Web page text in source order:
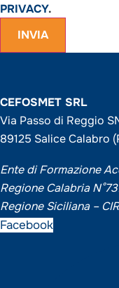
PRIVACY.
INVIA
CEFOSMET SRL
Via Passo di Reggio
89125 Salice Calabro
Ente di Formazione
Regione Calabria
Regione Siciliana –
Facebook